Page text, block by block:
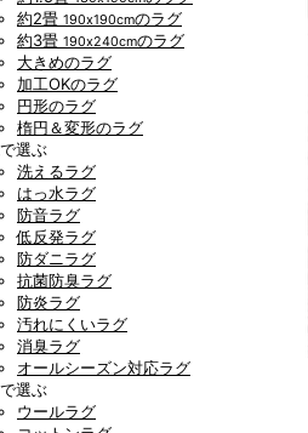
約2畳 190x190cmのラグ
約3畳 190x240cmのラグ
大きめのラグ
加工OKのラグ
円形のラグ
楕円＆変形のラグ
選ぶ
洗えるラグ
はっ水ラグ
防音ラグ
低反発ラグ
防ダニラグ
抗菌防臭ラグ
防炎ラグ
汚れにくいラグ
消臭ラグ
オールシーズン対応ラグ
選ぶ
ウールラグ